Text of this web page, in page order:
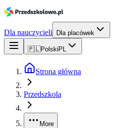
Dla nauczycieli Dla placówek
🇵🇱Polski PL
Strona główna
Przedszkola
More